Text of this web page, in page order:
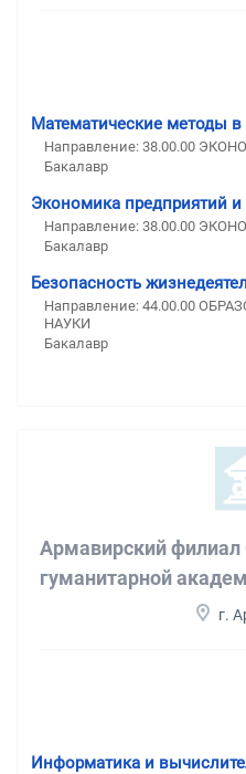
Математические методы
Направление: 38.00.00
Бакалавр
Экономика предприятий и
Направление: 38.00.00
Бакалавр
Безопасность
Направление: 44.00.00
НАУКИ
Бакалавр
Армавирский
гуманитарной
г.
Информатика и